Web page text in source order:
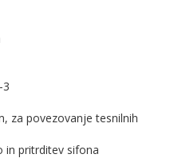
za povezovanje tesnilnih
in pritrditev sifona